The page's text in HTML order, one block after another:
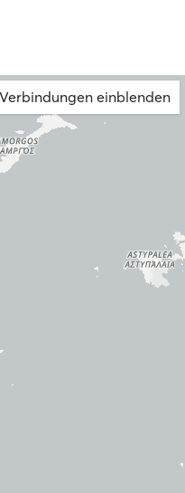
Verbindungen einblenden